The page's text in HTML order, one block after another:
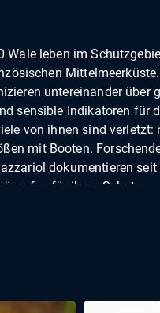
Wale leben im
untereinander über
sensible Indikatoren für
von ihnen sind verletzt:
mit Booten.
dokumentieren
für ihren Schutz.